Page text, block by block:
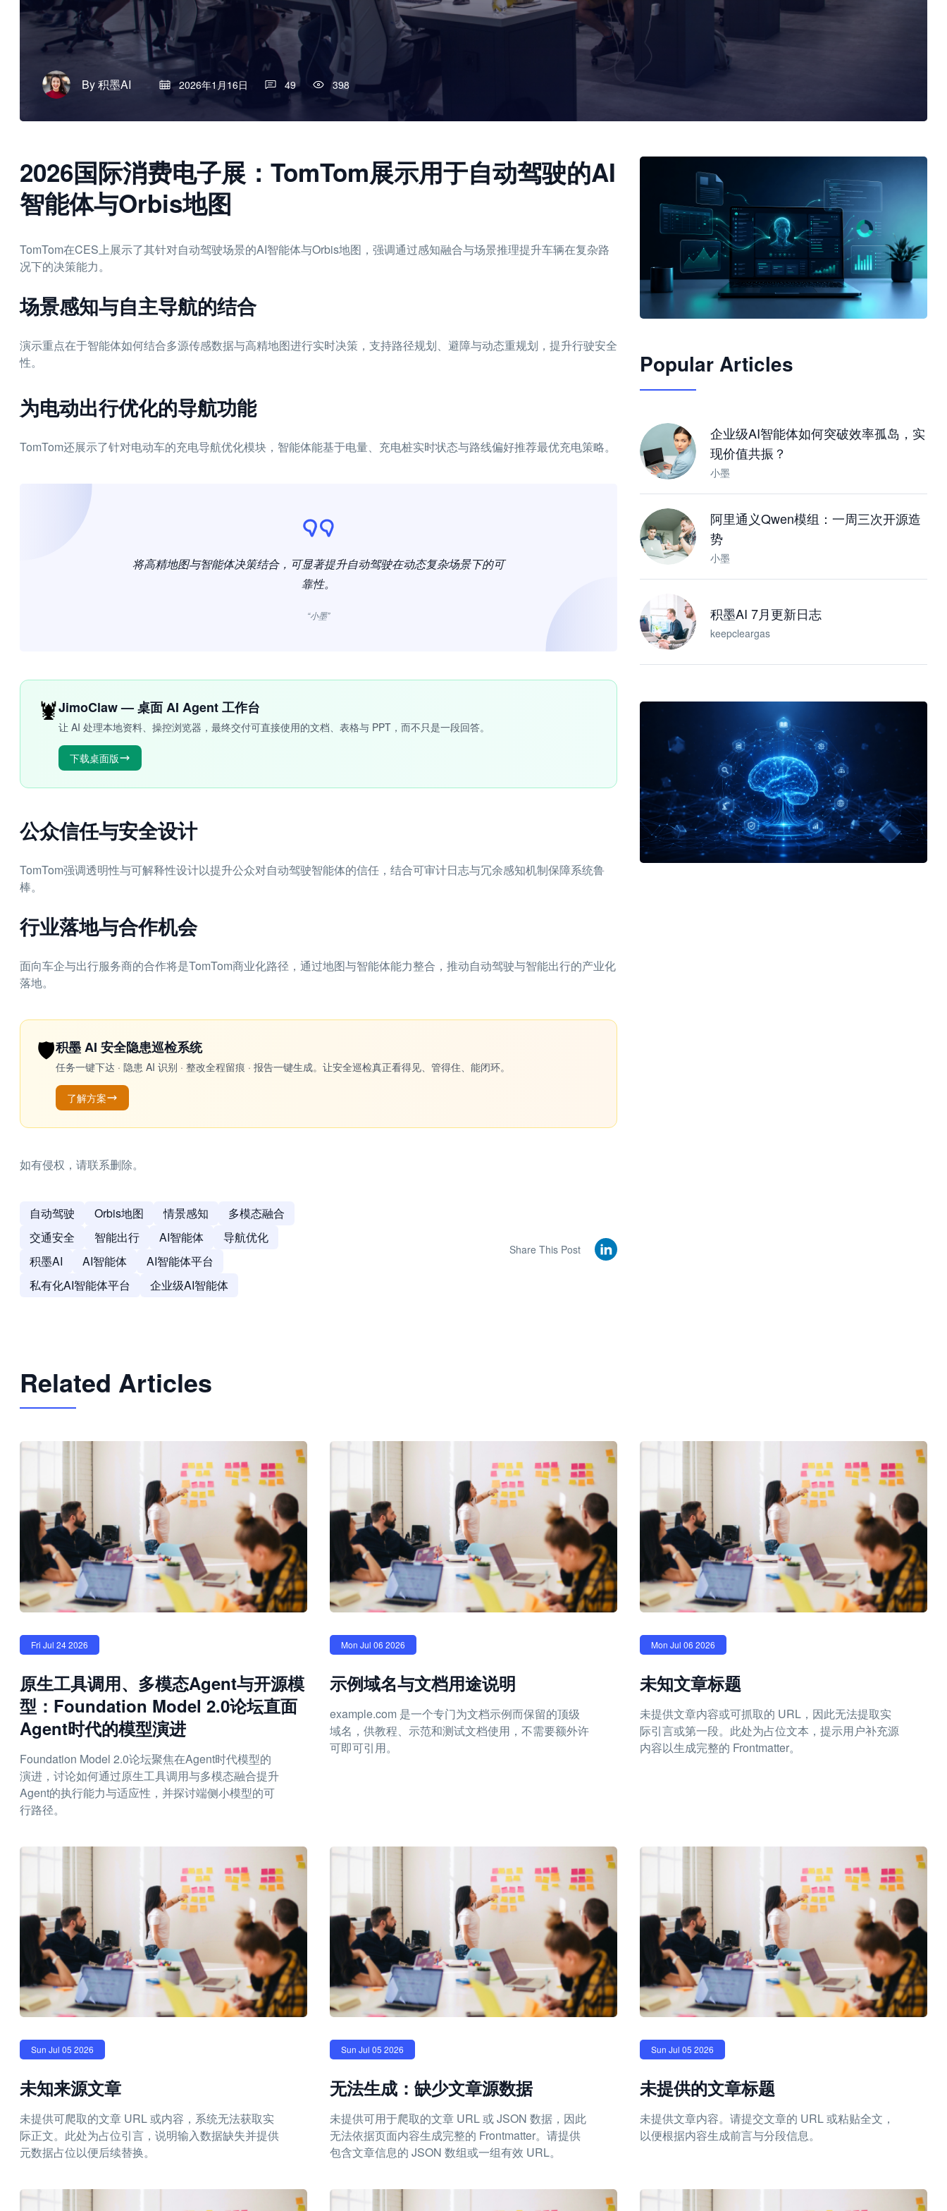
By积墨AI 2026年1月16日 49 398
2026国际消费电子展：TomTom展示用于自动驾驶的AI
智能体与Orbis地图
TomTom在CES上展示了其针对自动驾驶场景的AI智能体与Orbis地图，强调通过感知融合与场景推理提升车辆在复杂路
况下的决策能力。
场景感知与自主导航的结合
演示重点在于智能体如何结合多源传感数据与高精地图进行实时决策，支持路径规划、避障与动态重规划，提升行驶安全
性。
为电动出行优化的导航功能
TomTom还展示了针对电动车的充电导航优化模块，智能体能基于电量、充电桩实时状态与路线偏好推荐最优充电策略。
将高精地图与智能体决策结合，可显著提升自动驾驶在动态复杂场景下的可
靠性。
“小墨”
🦞JimoClaw — 桌面 AI Agent 工作台
让 AI 处理本地资料、操控浏览器，最终交付可直接使用的文档、表格与 PPT，而不只是一段回答。
下载桌面版
公众信任与安全设计
TomTom强调透明性与可解释性设计以提升公众对自动驾驶智能体的信任，结合可审计日志与冗余感知机制保障系统鲁
棒。
行业落地与合作机会
面向车企与出行服务商的合作将是TomTom商业化路径，通过地图与智能体能力整合，推动自动驾驶与智能出行的产业化
落地。
🛡️积墨 AI 安全隐患巡检系统
任务一键下达 · 隐患 AI 识别 · 整改全程留痕 · 报告一键生成。让安全巡检真正看得见、管得住、能闭环。
了解方案
如有侵权，请联系删除。
自动驾驶 Orbis地图 情景感知
多模态融合
交通安全
智能出行 AI智能体
导航优化
积墨AI
AI智能体
AI智能体平台
私有化AI智能体平台
企业级AI智能体
Share This Post
JimoClaw 桌面 AI Agent 工作台
Popular Articles
企业级AI智能体如何突破效率孤岛，实
现价值共振？
小墨
阿里通义Qwen模组：一周三次开源造
势
小墨
积墨AI 7月更新日志
keepcleargas
Related Articles
Fri Jul 24 2026
原生工具调用、多模态Agent与开源模
型：Foundation Model 2.0论坛直面
Agent时代的模型演进
Foundation Model 2.0论坛聚焦在Agent时代模型的
演进，讨论如何通过原生工具调用与多模态融合提升
Agent的执行能力与适应性，并探讨端侧小模型的可
行路径。
Mon Jul 06 2026
示例域名与文档用途说明
example.com 是一个专门为文档示例而保留的顶级
域名，供教程、示范和测试文档使用，不需要额外许
可即可引用。
Mon Jul 06 2026
未知文章标题
未提供文章内容或可抓取的 URL，因此无法提取实
际引言或第一段。此处为占位文本，提示用户补充源
内容以生成完整的 Frontmatter。
Sun Jul 05 2026
未知来源文章
未提供可爬取的文章 URL 或内容，系统无法获取实
际正文。此处为占位引言，说明输入数据缺失并提供
元数据占位以便后续替换。
Sun Jul 05 2026
无法生成：缺少文章源数据
未提供可用于爬取的文章 URL 或 JSON 数据，因此
无法依据页面内容生成完整的 Frontmatter。请提供
包含文章信息的 JSON 数组或一组有效 URL。
Sun Jul 05 2026
未提供的文章标题
未提供文章内容。请提交文章的 URL 或粘贴全文，
以便根据内容生成前言与分段信息。